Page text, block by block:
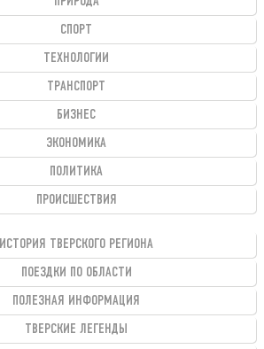
СПОРТ
ТЕХНОЛОГИИ
ТРАНСПОРТ
БИЗНЕС
ЭКОНОМИКА
ПОЛИТИКА
ПРОИСШЕСТВИЯ
ИСТОРИЯ ТВЕРСКОГО РЕГИОНА
ПОЕЗДКИ ПО ОБЛАСТИ
ПОЛЕЗНАЯ ИНФОРМАЦИЯ
ТВЕРСКИЕ ЛЕГЕНДЫ